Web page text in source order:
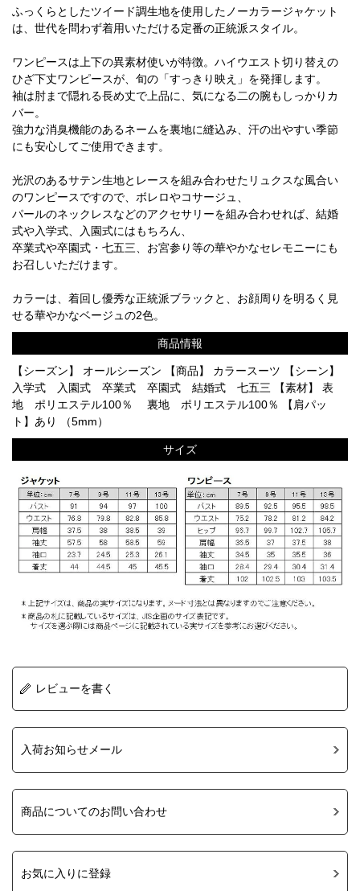
ふっくらとしたツイード調生地を使用したノーカラージャケット
は、世代を問わず着用いただける定番の正統派スタイル。
ワンピースは上下の異素材使いが特徴。ハイウエスト切り替えの
ひざ下丈ワンピースが、旬の「すっきり映え」を発揮します。
袖は肘まで隠れる長め丈で上品に、気になる二の腕もしっかりカ
バー。
強力な消臭機能のあるネームを裏地に縫込み、汗の出やすい季節
にも安心してご使用できます。
光沢のあるサテン生地とレースを組み合わせたリュクスな風合い
のワンピースですので、ボレロやコサージュ、
パールのネックレスなどのアクセサリーを組み合わせれば、結婚
式や入学式、入園式にはもちろん、
卒業式や卒園式・七五三、お宮参り等の華やかなセレモニーにも
お召しいただけます。
カラーは、着回し優秀な正統派ブラックと、お顔周りを明るく見
せる華やかなベージュの2色。
商品情報
【シーズン】 オールシーズン 【商品】 カラースーツ 【シーン】
入学式 入園式 卒業式 卒園式 結婚式 七五三 【素材】 表
地 ポリエステル100％ 裏地 ポリエステル100％ 【肩パッ
ト】あり （5mm）
サイズ
レビューを書く
入荷お知らせメール
商品についてのお問い合わせ
お気に入りに登録